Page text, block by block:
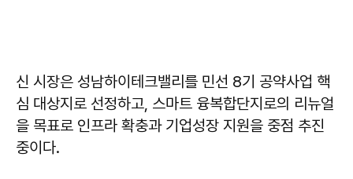
신 시장은 성남하이테크밸리를 민선 8기 공약사업 핵
심 대상지로 선정하고, 스마트 융복합단지로의 리뉴얼
을 목표로 인프라 확충과 기업성장 지원을 중점 추진
중이다.